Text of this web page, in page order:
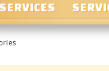
SERVICES